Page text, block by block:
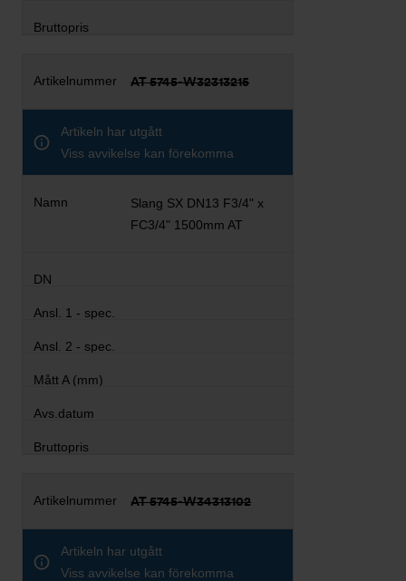
AT 5745-W32313215
Artikeln har utgått
Viss avvikelse kan förekomma
Slang SX DN13 F3/4" x
FC3/4" 1500mm AT
AT 5745-W34313102
Artikeln har utgått
Viss avvikelse kan förekomma